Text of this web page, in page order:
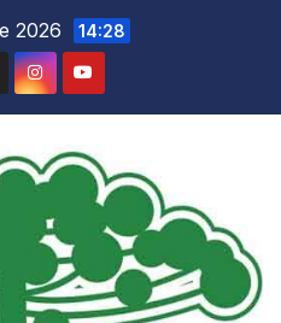
2026 14:28